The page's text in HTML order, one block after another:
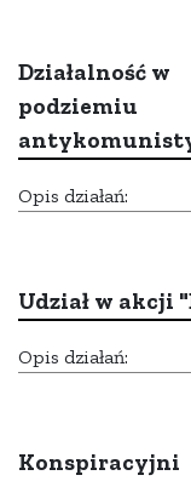
Działalność w
podziemiu
Opis działań:
Udział w akcji
Opis działań:
Konspiracyjni